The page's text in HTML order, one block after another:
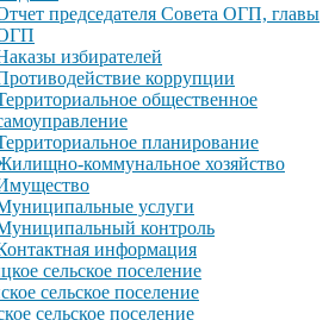
председателя Совета ОГП, главы
избирателей
коррупции
общественное
планирование
коммунальное хозяйство
услуги
контроль
информация
сельское поселение
сельское поселение
сельское поселение